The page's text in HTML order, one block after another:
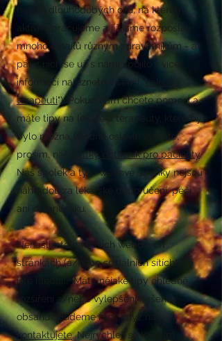
našich dlouhodobých cílů, na kterém
aktivně pracujeme a již jsme rozposlali
mnoho emailů různým zdravotníkům - a
pár z nich se už s námi spojilo - více
informací naleznete v sekci "
Lékaři a
terapeuti"). Pokud nám chcete pomoci a
máte tipy na lékaře a terapeuty, které by
bylo možná vhodné oslovit, vyplňte,
prosím, náš
krátký dotazník pro pacienty.
Náš spolek a tyto webové stránky nejsou
náhradou za lékařské doporučení, péči
ani diagnostiku.
Nenašli jste na našich webových
stránkách (a/nebo sociálních sítích), co
jste hledali? Máte nějaké tipy ohledně
rozšíření a/nebo vylepšení našeho
obsahu? Budeme rádi, když nás
kontaktujete. Nejrychleji se k vašim